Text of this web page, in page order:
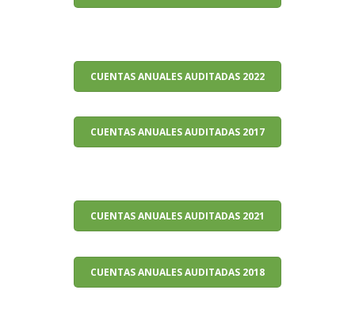
CUENTAS ANUALES AUDITADAS 2022
CUENTAS ANUALES AUDITADAS 2017
CUENTAS ANUALES AUDITADAS 2021
CUENTAS ANUALES AUDITADAS 2018